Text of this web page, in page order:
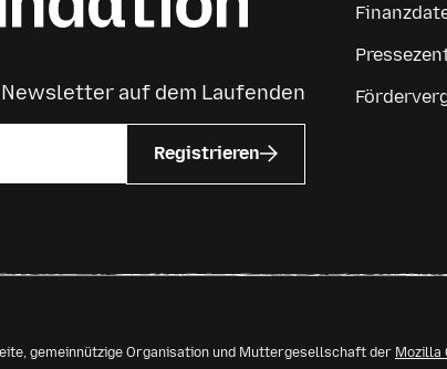
auf dem Laufenden
Registrieren
gemeinnützige Organisation und Muttergesellschaft der Mozilla